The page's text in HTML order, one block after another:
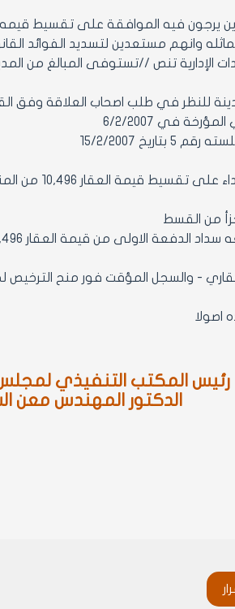
والذين يرجون فيه الموافقة على تقسيط
وانهم مستعدين لتسديد الفوائد
واجراءات الوحدات الإدارية تنص //تستوفى المبالغ
للنظر في طلب اصحاب العلاقة وفق
في 6/2/2007
15/2/2007
مادة 1- الموافقة لمالك القطعة رقم
العقاري - والسجل المؤقت فور منح
رئيس المكتب التنفيذي
الدكتور المهندس معن